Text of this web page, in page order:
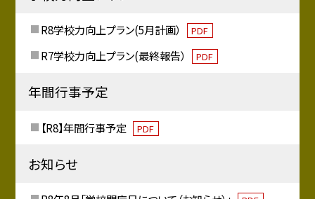
R8学校力向上プラン(5月計画） PDF
R7学校力向上プラン(最終報告） PDF
年間行事予定
【R8】年間行事予定 PDF
お知らせ